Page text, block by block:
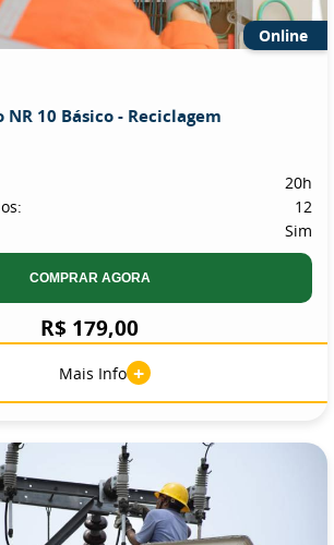
Online
NR 10 Básico - Reciclagem
20h
12
Sim
COMPRAR AGORA
R$ 179,00
Mais Info +